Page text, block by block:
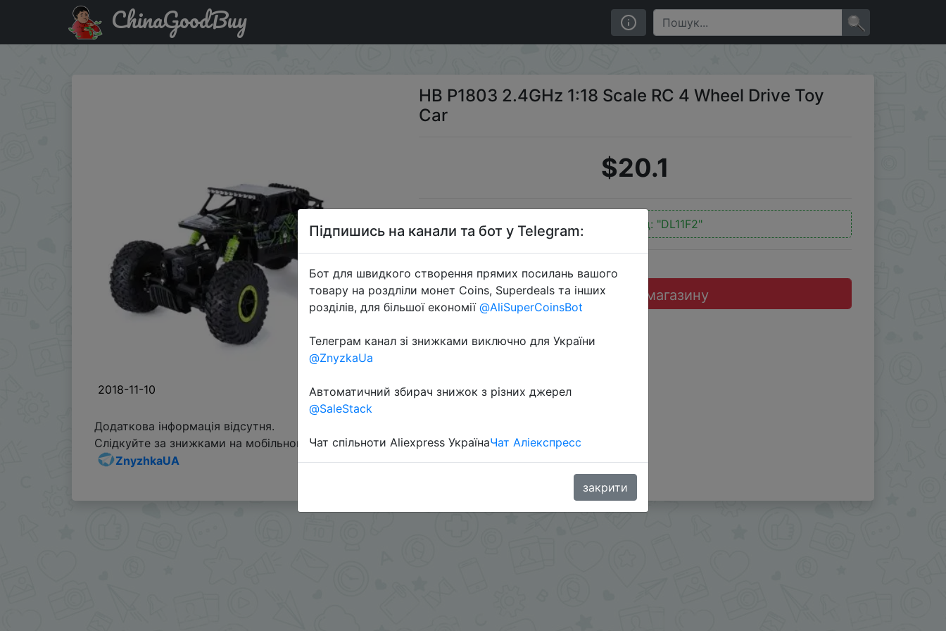
Промокод на знижку DL11F2 HB P1803 2.4GHz 1:18 Scale RC 4 Wheel Drive Toy Car
ChinaGoodBuy
2018-11-10
HB P1803 2.4GHz 1:18 Scale RC 4 Wheel Drive Toy
Car
$20.1
Промокод: "DL11F2"
Перейти до магазину
Додаткова інформація відсутня.
Слідкуйте за знижками на мобільному, в телеграм каналі:
ZnyzhkaUA
Підпишись на канали та бот у Telegram:
Бот для швидкого створення прямих посилань вашого
товару на роздліли монет Coins, Superdeals та інших
розділів, для більшої економії @AliSuperCoinsBot
Телеграм канал зі знижками виключно для України
@ZnyzkaUa
Автоматичний збирач знижок з різних джерел
@SaleStack
Чат спільноти Aliexpress УкраїнаЧат Аліекспресс
закрити